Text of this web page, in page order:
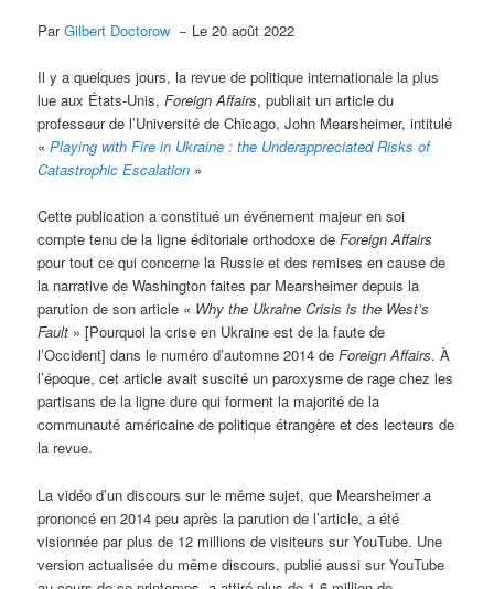
ParGilbert Doctorow − Le 20 août 2022
Il y a quelques jours, la revue de politique internationale la plus
lue aux États-Unis,Foreign Affairs, publiait un article du
professeur de l’Université de Chicago, John Mearsheimer, intitulé
«Playing with Fire in Ukraine : the Underappreciated Risks of
Catastrophic Escalation »
Cette publication a constitué un événement majeur en soi
compte tenu de la ligne éditoriale orthodoxe deForeign Affairs
pour tout ce qui concerne la Russie et des remises en cause de
la narrative de Washington faites par Mearsheimer depuis la
parution de son article « Why the Ukraine Crisis is the West’s
Fault » [Pourquoi la crise en Ukraine est de la faute de
l’Occident] dans le numéro d’automne 2014 deForeign Affairs. À
l’époque, cet article avait suscité un paroxysme de rage chez les
partisans de la ligne dure qui forment la majorité de la
communauté américaine de politique étrangère et des lecteurs de
la revue.
La vidéo d’un discours sur le même sujet, que Mearsheimer a
prononcé en 2014 peu après la parution de l’article, a été
visionnée par plus de 12 millions de visiteurs sur YouTube. Une
version actualisée du même discours, publié aussi sur YouTube